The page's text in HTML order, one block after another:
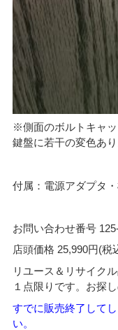
※側面のボルトキャッ
鍵盤に若干の変色あり
付属：電源アダプタ
お問い合わせ番号
店頭価格 25,990円(税
リユース＆リサイクル
１点限りです。お探
すでに販売終了して
い。